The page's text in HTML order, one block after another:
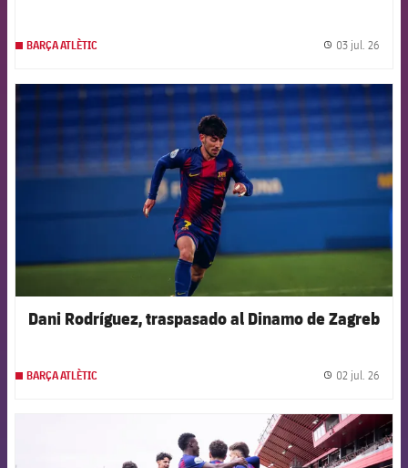
BARÇA ATLÈTIC 03 jul. 26
FCB Barcelona badge
Dani Rodríguez, traspasado al Dinamo de Zagreb
BARÇA ATLÈTIC 02 jul. 26
FCB Barcelona badge